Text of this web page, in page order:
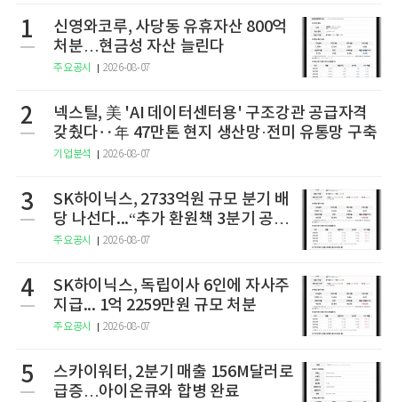
1
신영와코루, 사당동 유휴자산 800억
처분…현금성 자산 늘린다
주요공시 2026-08-07
2
넥스틸, 美 'AI 데이터센터용' 구조강관 공급자격
갖췄다‥年 47만톤 현지 생산망·전미 유통망 구축
기업분석 2026-08-07
3
SK하이닉스, 2733억원 규모 분기 배
당 나선다...“추가 환원책 3분기 공
개”
주요공시 2026-08-07
4
SK하이닉스, 독립이사 6인에 자사주
지급... 1억 2259만원 규모 처분
주요공시 2026-08-07
5
스카이워터, 2분기 매출 156M달러로
급증…아이온큐와 합병 완료